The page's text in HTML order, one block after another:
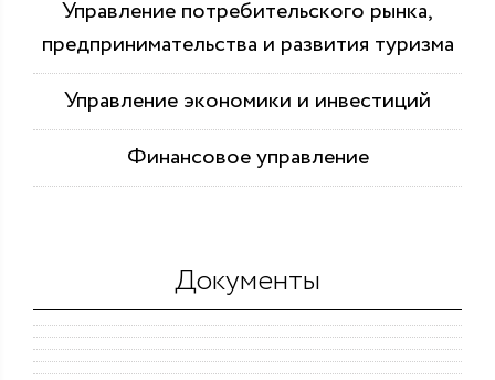
Управление потребительского рынка,
предпринимательства и развития туризма
Управление экономики и инвестиций
Финансовое управление
Документы